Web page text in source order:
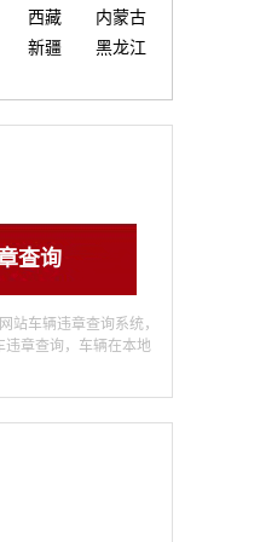
西藏
内蒙古
新疆
黑龙江
查询
站车辆违章查询系统，
违章查询，车辆在本地